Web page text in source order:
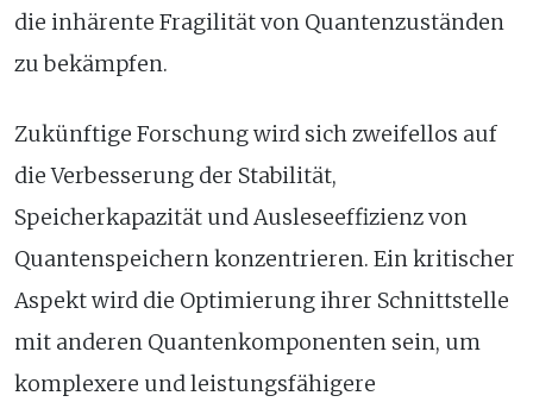
die inhärente Fragilität von Quantenzuständen
zu bekämpfen.
Zukünftige Forschung wird sich zweifellos auf
die Verbesserung der Stabilität,
Speicherkapazität und Ausleseeffizienz von
Quantenspeichern konzentrieren. Ein kritischer
Aspekt wird die Optimierung ihrer Schnittstelle
mit anderen Quantenkomponenten sein, um
komplexere und leistungsfähigere